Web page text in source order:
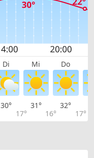
Di Mi Do
30°
17°
31°
16°
32°
17°